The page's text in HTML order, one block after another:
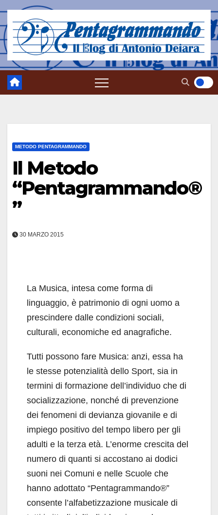
contenuto
METODO PENTAGRAMMANDO
Il Metodo
“Pentagrammando®
”
30 MARZO 2015
La Musica, intesa come forma di
linguaggio, è patrimonio di ogni uomo a
prescindere dalle condizioni sociali,
culturali, economiche ed anagrafiche.
Tutti possono fare Musica: anzi, essa ha
le stesse potenzialità dello Sport, sia in
termini di formazione dell’individuo che di
socializzazione, nonché di prevenzione
dei fenomeni di devianza giovanile e di
impiego positivo del tempo libero per gli
adulti e la terza età. L’enorme crescita del
numero di quanti si accostano ai dodici
suoni nei Comuni e nelle Scuole che
hanno adottato “Pentagrammando®”
consente l’alfabetizzazione musicale di